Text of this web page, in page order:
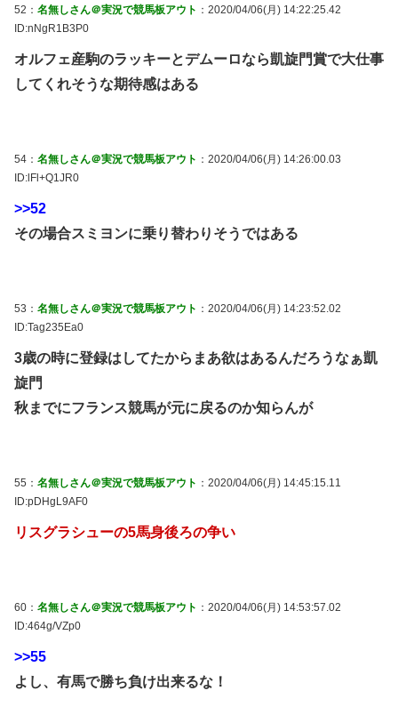
52： 名無しさん＠実況で競馬板アウト ：2020/04/06(月) 14:22:25.42
ID:nNgR1B3P0
オルフェ産駒のラッキーとデムーロなら凱旋門賞で大仕事
してくれそうな期待感はある
54： 名無しさん＠実況で競馬板アウト ：2020/04/06(月) 14:26:00.03
ID:lFl+Q1JR0
>>52
その場合スミヨンに乗り替わりそうではある
53： 名無しさん＠実況で競馬板アウト ：2020/04/06(月) 14:23:52.02
ID:Tag235Ea0
3歳の時に登録はしてたからまあ欲はあるんだろうなぁ凱
旋門
秋までにフランス競馬が元に戻るのか知らんが
55： 名無しさん＠実況で競馬板アウト ：2020/04/06(月) 14:45:15.11
ID:pDHgL9AF0
リスグラシューの5馬身後ろの争い
60： 名無しさん＠実況で競馬板アウト ：2020/04/06(月) 14:53:57.02
ID:464g/VZp0
>>55
よし、有馬で勝ち負け出来るな！